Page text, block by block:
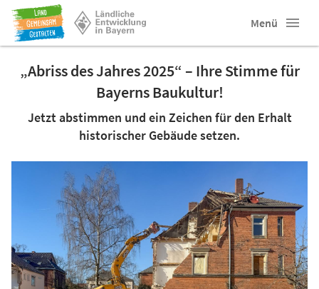
Menü
„Abriss des Jahres 2025“ – Ihre Stimme für
Bayerns Baukultur!
Jetzt abstimmen und ein Zeichen für den Erhalt
historischer Gebäude setzen.